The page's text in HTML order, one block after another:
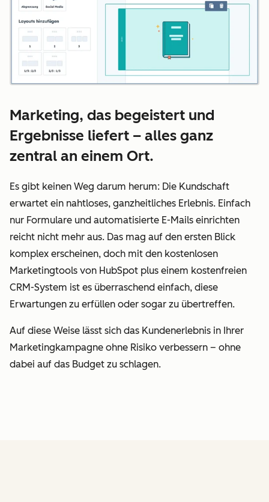
Marketing, das begeistert und
Ergebnisse liefert – alles ganz
zentral an einem Ort.
Es gibt keinen Weg darum herum: Die Kundschaft
erwartet ein nahtloses, ganzheitliches Erlebnis. Einfach
nur Formulare und automatisierte E-Mails einrichten
reicht nicht mehr aus. Das mag auf den ersten Blick
komplex erscheinen, doch mit den kostenlosen
Marketingtools von HubSpot plus einem kostenfreien
CRM-System ist es überraschend einfach, diese
Erwartungen zu erfüllen oder sogar zu übertreffen.
Auf diese Weise lässt sich das Kundenerlebnis in Ihrer
Marketingkampagne ohne Risiko verbessern – ohne
dabei auf das Budget zu schlagen.